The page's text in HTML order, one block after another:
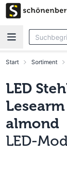
Zum Hauptinhalt
Start Sortiment
LED
almond
LED-